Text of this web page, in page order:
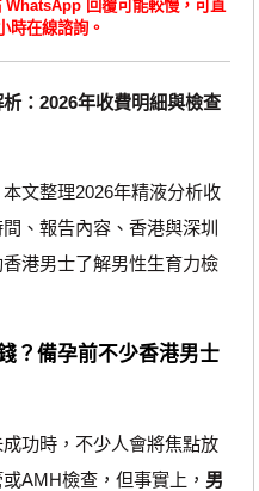
回覆可能較慢，可直
時在線諮詢。
：2026年收費明細與檢查
文整理2026年精液分析收
、報告內容、香港與深圳
港男士了解男性生育力檢
？備孕前不少香港男士
功時，不少人會將焦點放
AMH檢查，但事實上， 男